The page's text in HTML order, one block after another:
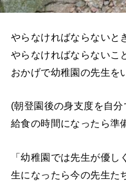
やらなければならないと
やらなければならないこ
おかげで幼稚園の先生を
(朝登園後の身支度を自分
給食の時間になったら準
「幼稚園では先生が優
生になったら今の先生た